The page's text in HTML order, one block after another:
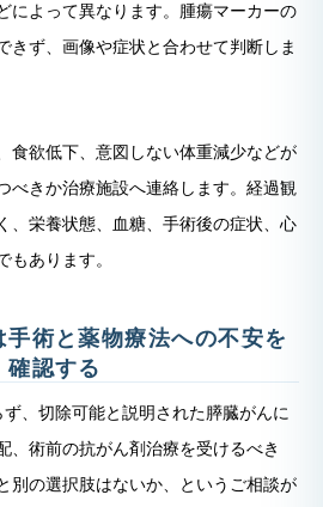
によって異なります。腫瘍マーカーの
きず、画像や症状と合わせて判断しま
食欲低下、意図しない体重減少などが
べきか治療施設へ連絡します。経過観
、栄養状態、血糖、手術後の症状、心
もあります。
術と薬物療法への不安を
確認する
、切除可能と説明された膵臓がんに
、術前の抗がん剤治療を受けるべき
別の選択肢はないか、というご相談が